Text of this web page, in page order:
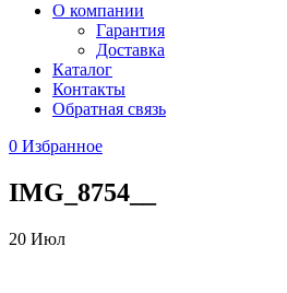
О компании
Гарантия
Доставка
Каталог
Контакты
Обратная связь
0 Избранное
IMG_8754__
20 Июл